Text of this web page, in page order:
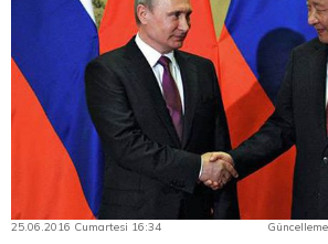
25.06.2016 Cumartesi 16:34